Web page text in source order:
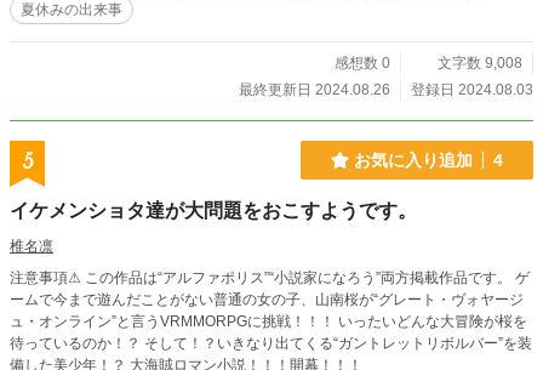
夏休みの出来事
感想数 0
文字数 9,008
最終更新日 2024.08.26
登録日 2024.08.03
5 お気に入り追加 4
イケメンショタ達が大問題をおこすようです。
椎名凛
注意事項⚠ この作品は“アルファポリス”“小説家になろう”両方掲載作品です。 ゲ
ームで今まで遊んだことがない普通の女の子、山南桜が“グレート・ヴォヤージ
ュ・オンライン”と言うVRMMORPGに挑戦！！！ いったいどんな大冒険が桜を
待っているのか！？ そして！？いきなり出てくる“ガントレットリボルバー”を装
備した美少年！？ 大海賊ロマン小説！！！開幕！！！